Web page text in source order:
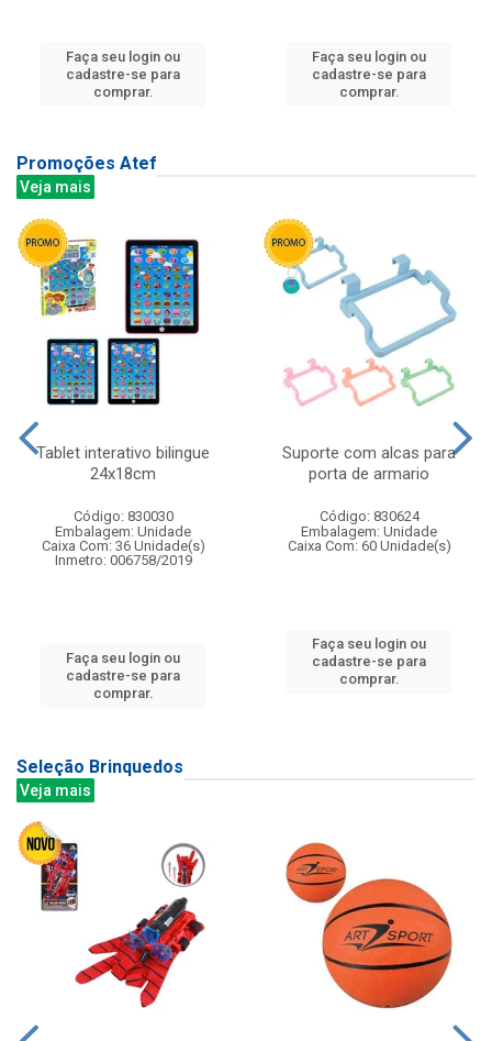
Faça seu login ou
cadastre-se para
comprar.
Faça seu login ou
cadastre-se para
comprar.
Promoções Atef
Veja mais
Tablet interativo bilingue
24x18cm
Código: 830030
Embalagem: Unidade
Caixa Com: 36 Unidade(s)
Inmetro: 006758/2019
Faça seu login ou
cadastre-se para
comprar.
Suporte com alcas para
porta de armario
Código: 830624
Embalagem: Unidade
Caixa Com: 60 Unidade(s)
Faça seu login ou
cadastre-se para
comprar.
Seleção Brinquedos
Veja mais